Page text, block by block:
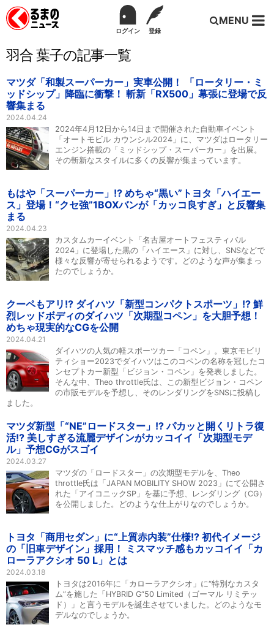
ログイン 登録
MENU
羽合 葉子の記事一覧
マツダ「和製スーパーカー」実車公開！ 「ロータリー・ミ
ッドシップ」降臨に衝撃！ 斬新「RX500」幕張に登場で反
響集まる
2024.04.24
2024年4月12日から14日まで開催された自動車イベント
「オートモビル カウンシル2024」に、マツダはロータリー
エンジン搭載の「ミッドシップ・スーパーカー」を出展。
その斬新なスタイルに多くの反響が集まっています。
もはや「スーパーカー」!? めちゃ“黒い”トヨタ「ハイエー
ス」登場！“クセ強”1BOXバンが「カッコ良すぎ」と反響集
まる
2024.04.23
カスタムカーイベント「名古屋オートフェスティバル
2024」に登場した黒の「ハイエース」に対し、SNSなどで
様々な反響が寄せられるようです。どのような声が集まっ
たのでしょうか。
クーペもアリ!? ダイハツ「新型コンパクトスポーツ」!? 鮮
烈レッドボディのダイハツ「次期型コペン」を大胆予想！
めちゃ現実的なCGを公開
2024.04.21
ダイハツの人気の軽スポーツカー「コペン」。東京モビリ
ティショー2023でダイハツはこのコペンの名称を冠したコ
ンセプトカー新型「ビジョン・コペン」を発表しました。
そんな中、Theo throttle氏は、この新型ビジョン・コペン
の市販モデルを予想し、そのレンダリングをSNSに投稿し
ました。
マツダ新型「“NE”ロードスター」!? パカッと開くリトラ復
活!? 美しすぎる流麗デザインがカッコイイ「次期型モデ
ル」予想CGがスゴイ
2024.03.27
マツダの「ロードスター」の次期型モデルを、Theo
throttle氏は「JAPAN MOBILITY SHOW 2023」にて公開さ
れた「アイコニックSP」を基に予想、レンダリング（CG）
を公開しました。どのような仕上がりなのでしょうか。
トヨタ「商用セダン」に“上質赤内装”仕様!? 初代イメージ
の「旧車デザイン」採用！ ミスマッチ感もカッコイイ「カ
ローラアクシオ 50 L」とは
2024.03.18
トヨタは2016年に「カローラアクシオ」に“特別なカスタ
ム”を施した「HYBRID G“50 Limited（ゴーマル リミテッ
ド）」と言うモデルを誕生させていました。どのようなモ
デルなのでしょうか。